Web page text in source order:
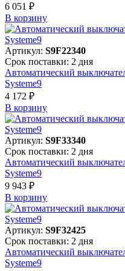
6 051 ₽
В корзинy
Артикул: S9F22340
Срок поставки: 2 дня
Автоматический
Systeme9
4 172 ₽
В корзинy
Артикул: S9F33340
Срок поставки: 2 дня
Автоматический
Systeme9
9 943 ₽
В корзинy
Артикул: S9F32425
Срок поставки: 2 дня
Автоматический
Systeme9